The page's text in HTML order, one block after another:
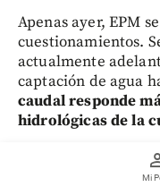
Mi
Apenas ayer, EPM
cuestionamientos.
actualmente
captación de agua
caudal responde
hidrológicas de la
Estas condiciones